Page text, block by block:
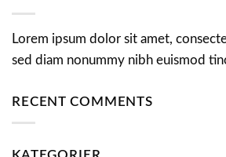
Lorem ipsum dolor sit amet,
sed diam nonummy nibh euismod
RECENT COMMENTS